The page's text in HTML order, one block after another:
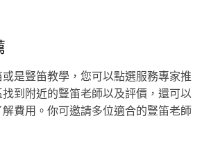
是豎笛教學，您可以點選服務專家推
到附近的豎笛老師以及評價，還可以
費用。你可邀請多位適合的豎笛老師